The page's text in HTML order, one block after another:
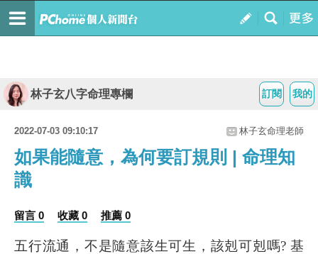
我的
訂閱
林子玄八字命理專欄
2022-07-03 09:10:17 林子玄命理老師
如果能隨意，為何要訂規則 | 命理知
識
留言 0 收藏 0 推薦 0
五行流通，不是隨意該生可生，該剋可剋嗎? 基